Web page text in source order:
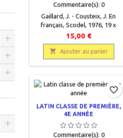
Commentaire(s):0
Gaillard, J. - Cousteix, J. En
français, Scodel, 1976, 19 x
19,5, 239 pages, relié, occasion.
Bon état. Spécimen imprimé en
noir sur le recto de couverture.
Pages intérieures gondolées
avec une mouillure en haut et
9782852371002.
15,00 €
 Ajouter au panier
LATIN CLASSE DE PREMIÈRE,
4E ANNÉE
Commentaire(s):0
favorite_border